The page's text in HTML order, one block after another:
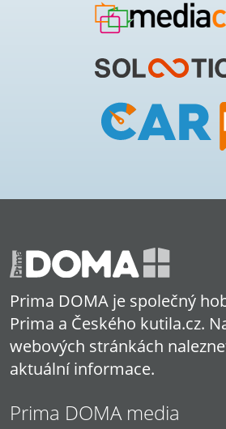
Prima DOMA je společný
Prima a Českého kutila.cz.
webových stránkách
aktuální informace.
Prima DOMA media